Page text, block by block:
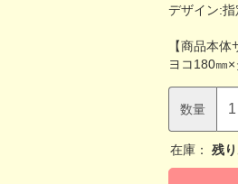
デザイン:指
【商品本体
ヨコ180㎜
数量
在庫：残